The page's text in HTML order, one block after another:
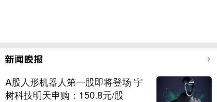
A股人形机器人第一股即将登场 宇
树科技明天申购：150.8元/股